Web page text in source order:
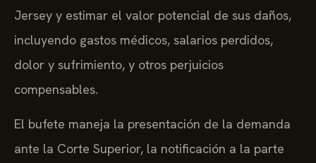
Jersey y estimar el valor potencial de sus daños,
incluyendo gastos médicos, salarios perdidos,
dolor y sufrimiento, y otros perjuicios
compensables.
El bufete maneja la presentación de la demanda
ante la Corte Superior, la notificación a la parte